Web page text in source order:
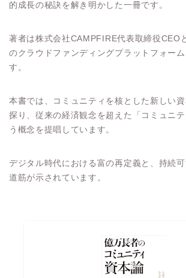
的成長の秘訣を解き明かした一冊です。
著者は株式会社CAMPFIRE代表取締役CEO
のクラウドファンディングプラットフォー
す。
本書では、コミュニティを核とした新しい
探り、従来の経済観念を超えた「コミュニ
う概念を提唱しています。
デジタル時代における富の再定義と、持続
道筋が示されています。